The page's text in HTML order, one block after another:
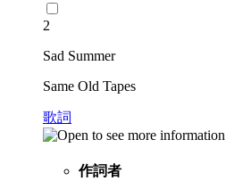
2
Sad Summer
Same Old Tapes
歌詞
作詞者